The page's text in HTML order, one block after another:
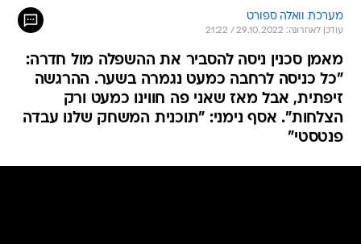
מערכת וואלה ספורט
עודכן לאחרונה: 29.10.2022 / 21:22
מאמן סכנין ניסה להסביר את ההשפלה מול חדרה:
"כל כניסה לרחבה כמעט נגמרה בשער. ההרגשה
זיפתית, אבל מאז שאני פה חווינו כמעט ורק
הצלחות". אסף נימני: "תוכנית המשחק שלנו עבדה
פנטסטי"